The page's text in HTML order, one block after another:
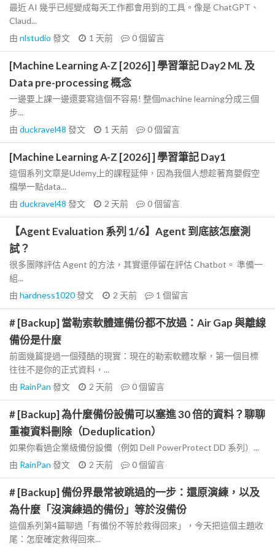
最近 AI 幾乎已經變成每天工作都會用到的工具。像是 ChatGPT、
Claud...
由 nlstudio 發文 1 天前 0個留言
[Machine Learning A-Z [2026] ] 學習筆記 Day2 ML 及
Data pre-processing 概念
一邊要上課一邊還要寫這個不容易! 整個machine learning分成三個
步...
由 duckravel48 發文 1 天前 0個留言
[Machine Learning A-Z [2026] ] 學習筆記 Day1
這個系列文章是Udemy上的課程延伸，因為我個人想趁著育嬰假空
檔學一點data...
由 duckravel48 發文 2 天前 0個留言
【Agent Evaluation 系列 1/6】Agent 到底該怎麼測
試？
很多團隊評估 Agent 的方法，其實還停留在評估 Chatbot。 準備一
組...
由 hardness1020發文 2 天前 1 個留言
# [Backup] 當勒索軟體連備份都不放過：Air Gap 與離線
備份是什麼
前面幾篇提過一個殘酷的現實：現在的勒索軟體攻擊，第一個目標
往往不是你的正式資料，...
由 RainPan 發文 2 天前 0個留言
# [Backup] 為什麼備份設備可以塞進 30 倍的資料？聊聊
重複資料刪除（Deduplication）
如果你看過企業級備份設備（例如 Dell PowerProtect DD 系列）...
由 RainPan 發文 2 天前 0個留言
# [Backup] 備份界最常被跳過的一步：還原演練，以及
為什麼「沒演練過的備份」等於沒備份
這個系列第4篇聊過「有備份不等於救得回來」，今天把這個主題收
尾：怎麼確定救得回來...